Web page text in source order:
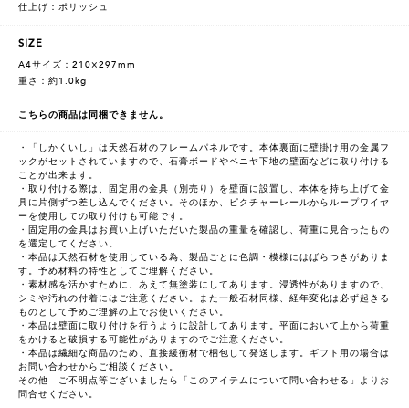
仕上げ：ポリッシュ
SIZE
A4サイズ：210×297mm
重さ：約1.0kg
こちらの商品は同梱できません。
・「しかくいし」は天然石材のフレームパネルです。本体裏面に壁掛け用の金属フ
ックがセットされていますので、石膏ボードやベニヤ下地の壁面などに取り付ける
ことが出来ます。
・取り付ける際は、固定用の金具（別売り）を壁面に設置し、本体を持ち上げて金
具に片側ずつ差し込んでください。そのほか、ピクチャーレールからループワイヤ
ーを使用しての取り付けも可能です。
・固定用の金具はお買い上げいただいた製品の重量を確認し、荷重に見合ったもの
を選定してください。
・本品は天然石材を使用している為、製品ごとに色調・模様にはばらつきがありま
す。予め材料の特性としてご理解ください。
・素材感を活かすために、あえて無塗装にしてあります。浸透性がありますので、
シミや汚れの付着にはご注意ください。また一般石材同様、経年変化は必ず起きる
ものとして予めご理解の上でお使いください。
・本品は壁面に取り付けを行うように設計してあります。平面において上から荷重
をかけると破損する可能性がありますのでご注意ください。
・本品は繊細な商品のため、直接緩衝材で梱包して発送します。ギフト用の場合は
お問い合わせからご相談ください。
その他 ご不明点等ございましたら「このアイテムについて問い合わせる」よりお
問合せください。